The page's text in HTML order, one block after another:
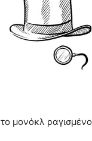
το μονόκλ ραγισμένο